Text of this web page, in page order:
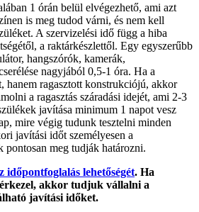
1 órán belül elvégezhető, ami azt
is meg tudod várni, és nem kell
A szervizelési idő függ a hiba
a raktárkészlettől. Egy egyszerűbb
hangszórók, kamerák,
nagyjából 0,5-1 óra. Ha a
hanem ragasztott konstrukciójú, akkor
a ragasztás száradási idejét, ami 2-3
javítása minimum 1 napot vesz
mire végig tudunk tesztelni minden
javítási időt személyesen a
meg tudják határozni.
időpontfoglalás lehetőségét. Ha
akkor tudjuk vállalni a
javítási időket.